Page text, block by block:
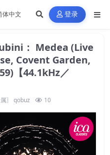
登录
： Medea (Live
Covent Garden,
【44.1kHz／
〗 qobuz 10